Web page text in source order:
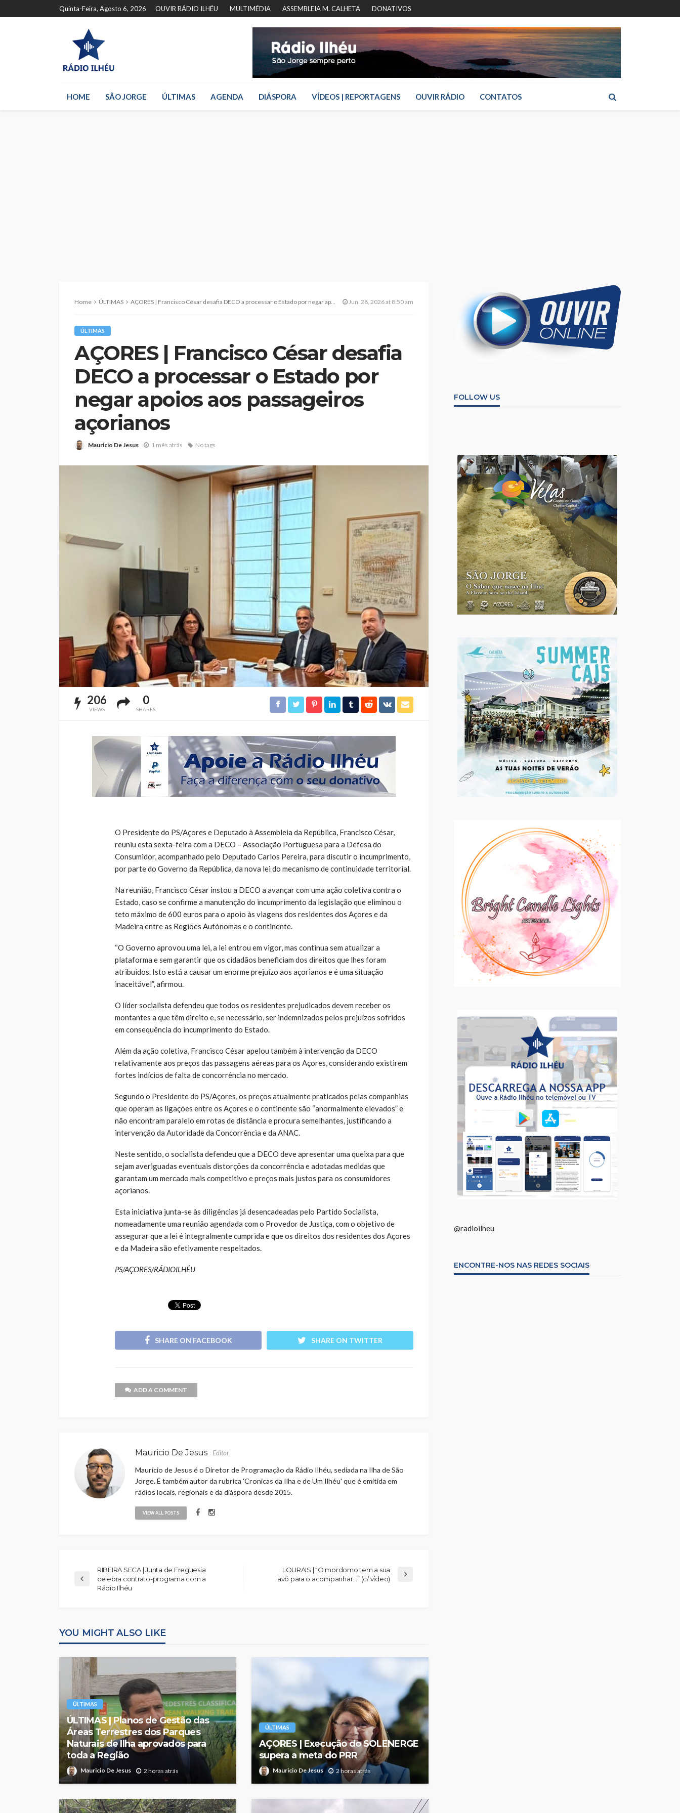
Quinta-Feira, Agosto 6, 2026 OUVIR RÁDIO ILHÉU MULTIMÉDIA ASSEMBLEIA M. CALHETA DONATIVOS
HOME SÃO JORGE ÚLTIMAS AGENDA DIÁSPORA VÍDEOS | REPORTAGENS OUVIR RÁDIO CONTATOS
Home ÚLTIMAS AÇORES | Francisco César desafia DECO a processar o Estado por negar apoios aos passageiros açorianos Jun. 28, 2026 at 8:50 am
ÚLTIMAS
AÇORES | Francisco César desafia
DECO a processar o Estado por
negar apoios aos passageiros
açorianos
Mauricio De Jesus 1 mês atrás No tags
206
VIEWS
0
SHARES
O Presidente do PS/Açores e Deputado à Assembleia da República, Francisco César,
reuniu esta sexta-feira com a DECO – Associação Portuguesa para a Defesa do
Consumidor, acompanhado pelo Deputado Carlos Pereira, para discutir o incumprimento,
por parte do Governo da República, da nova lei do mecanismo de continuidade territorial.
Na reunião, Francisco César instou a DECO a avançar com uma ação coletiva contra o
Estado, caso se confirme a manutenção do incumprimento da legislação que eliminou o
teto máximo de 600 euros para o apoio às viagens dos residentes dos Açores e da
Madeira entre as Regiões Autónomas e o continente.
“O Governo aprovou uma lei, a lei entrou em vigor, mas continua sem atualizar a
plataforma e sem garantir que os cidadãos beneficiam dos direitos que lhes foram
atribuídos. Isto está a causar um enorme prejuízo aos açorianos e é uma situação
inaceitável”, afirmou.
O líder socialista defendeu que todos os residentes prejudicados devem receber os
montantes a que têm direito e, se necessário, ser indemnizados pelos prejuízos sofridos
em consequência do incumprimento do Estado.
Além da ação coletiva, Francisco César apelou também à intervenção da DECO
relativamente aos preços das passagens aéreas para os Açores, considerando existirem
fortes indícios de falta de concorrência no mercado.
Segundo o Presidente do PS/Açores, os preços atualmente praticados pelas companhias
que operam as ligações entre os Açores e o continente são “anormalmente elevados” e
não encontram paralelo em rotas de distância e procura semelhantes, justificando a
intervenção da Autoridade da Concorrência e da ANAC.
Neste sentido, o socialista defendeu que a DECO deve apresentar uma queixa para que
sejam averiguadas eventuais distorções da concorrência e adotadas medidas que
garantam um mercado mais competitivo e preços mais justos para os consumidores
açorianos.
Esta iniciativa junta-se às diligências já desencadeadas pelo Partido Socialista,
nomeadamente uma reunião agendada com o Provedor de Justiça, com o objetivo de
assegurar que a lei é integralmente cumprida e que os direitos dos residentes dos Açores
e da Madeira são efetivamente respeitados.
PS/AÇORES/RÁDIOILHÉU
SHARE ON FACEBOOK SHARE ON TWITTER
ADD A COMMENT
Mauricio De Jesus Editor
Maurício de Jesus é o Diretor de Programação da Rádio Ilhéu, sediada na Ilha de São
Jorge. É também autor da rubrica 'Cronicas da Ilha e de Um Ilhéu' que é emitida em
rádios locais, regionais e da diáspora desde 2015.
VIEW ALL POSTS
RIBEIRA SECA | Junta de Freguesia
celebra contrato-programa com a
Rádio Ilhéu
LOURAIS | “O mordomo tem a sua
avó para o acompanhar…” (c/ vídeo)
YOU MIGHT ALSO LIKE
ÚLTIMAS
ÚLTIMAS | Planos de Gestão das
Áreas Terrestres dos Parques
Naturais de Ilha aprovados para
toda a Região
Mauricio De Jesus 2 horas atrás
ÚLTIMAS
AÇORES | Execução do SOLENERGE
supera a meta do PRR
Mauricio De Jesus 2 horas atrás
FOLLOW US
@radioilheu
ENCONTRE-NOS NAS REDES SOCIAIS